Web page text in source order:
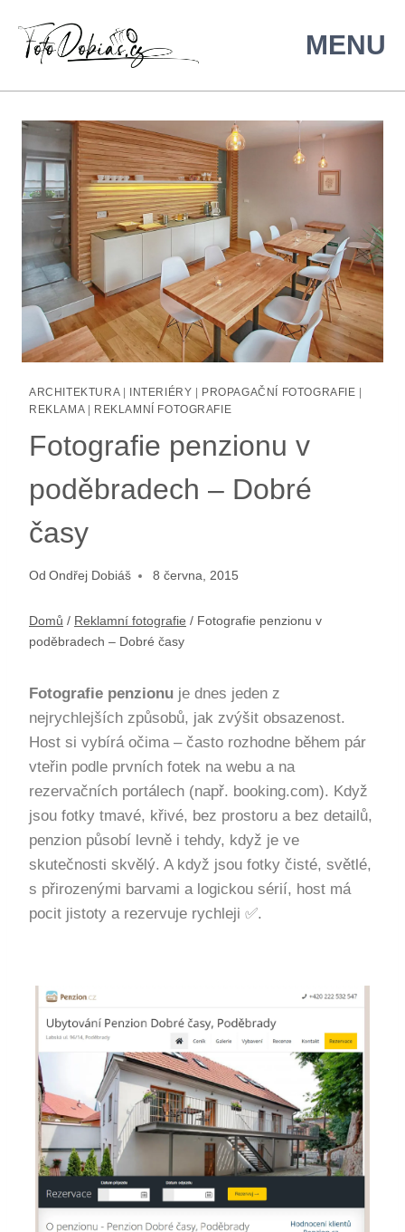
ARCHITEKTURA| INTERIÉRY | PROPAGAČNÍ FOTOGRAFIE |
REKLAMA| REKLAMNÍ FOTOGRAFIE
Fotografie penzionu v
poděbradech – Dobré
časy
Od Ondřej Dobiáš 8 června, 2015
Domů / Reklamní fotografie / Fotografie penzionu v
poděbradech – Dobré časy
Fotografie penzionu je dnes jeden z
nejrychlejších způsobů, jak zvýšit obsazenost.
Host si vybírá očima – často rozhodne během pár
vteřin podle prvních fotek na webu a na
rezervačních portálech (např. booking.com). Když
jsou fotky tmavé, křivé, bez prostoru a bez detailů,
penzion působí levně i tehdy, když je ve
skutečnosti skvělý. A když jsou fotky čisté, světlé,
s přirozenými barvami a logickou sérií, host má
pocit jistoty a rezervuje rychleji ✅.